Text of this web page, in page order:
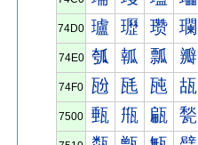
74D0 瓐 瓑 瓒 瓓
74E0 瓠 瓡 瓢 瓣
74F0 瓰 瓱 瓲 瓳
7500 甀 甁 甂 甃